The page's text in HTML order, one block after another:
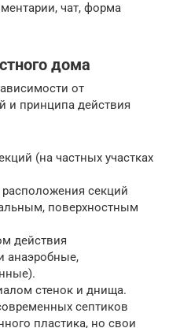
чат, форма
дома
от
и принципа действия
(на частных участках
секций
поверхностным
действия
анаэробные,
стенок и днища.
септиков
пластика, но свои